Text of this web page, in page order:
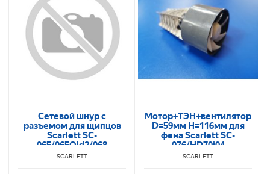
Сетевой шнур с
разъемом для щипцов
Scarlett SC-
065/065Old2/068
SCARLETT
Мотор+ТЭН+вентилятор
D=59мм H=116мм для
фена Scarlett SC-
076/HD70i04
BA30737001340 в/з
SCARLETT